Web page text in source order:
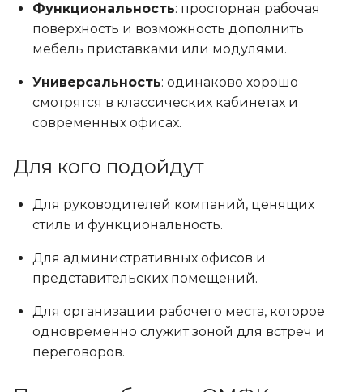
Функциональность: просторная рабочая
поверхность и возможность дополнить
мебель приставками или модулями.
Универсальность: одинаково хорошо
смотрятся в классических кабинетах и
современных офисах.
Для кого подойдут
Для руководителей компаний, ценящих
стиль и функциональность.
Для административных офисов и
представительских помещений.
Для организации рабочего места, которое
одновременно служит зоной для встреч и
переговоров.